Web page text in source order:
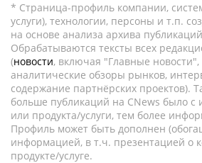
* Страница-профиль компании,
услуги), технологии, персоны и т.п.
на основе анализа архива
Обрабатываются тексты всех
(новости, включая "Главные новости",
аналитические обзоры рынков,
содержание партнёрских проектов).
больше публикаций на CNews было
или продукта/услуги, тем более
Профиль может быть дополнен
информацией, в т.ч. презентацией о
продукте/услуге.